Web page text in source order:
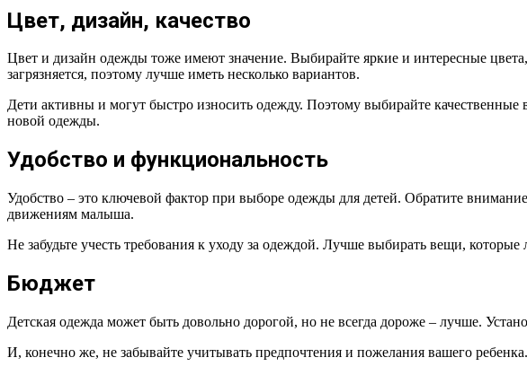
Цвет, дизайн, качество
Цвет и дизайн одежды тоже имеют значение. Выбирайте яркие и интересные
загрязняется, поэтому лучше иметь несколько вариантов.
Дети активны и могут быстро износить одежду. Поэтому выбирайте
новой одежды.
Удобство и функциональность
Удобство – это ключевой фактор при выборе одежды для детей. Обратите
движениям малыша.
Не забудьте учесть требования к уходу за одеждой. Лучше выбирать вещи,
Бюджет
Детская одежда может быть довольно дорогой, но не всегда дороже – лучше.
И, конечно же, не забывайте учитывать предпочтения и пожелания вашего